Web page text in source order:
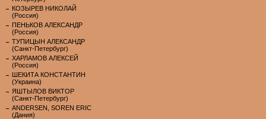
КОЗЫРЕВ НИКОЛАЙ
(Россия)
ПЕНЬКОВ АЛЕКСАНДР
(Россия)
ТУПИЦЫН АЛЕКСАНДР
(Санкт-Петербург)
ХАРЛАМОВ АЛЕКСЕЙ
(Россия)
ШЕКИТА КОНСТАНТИН
(Украина)
ЯШТЫЛОВ ВИКТОР
(Санкт-Петербург)
ANDERSEN, SOREN ERIC
(Дания)